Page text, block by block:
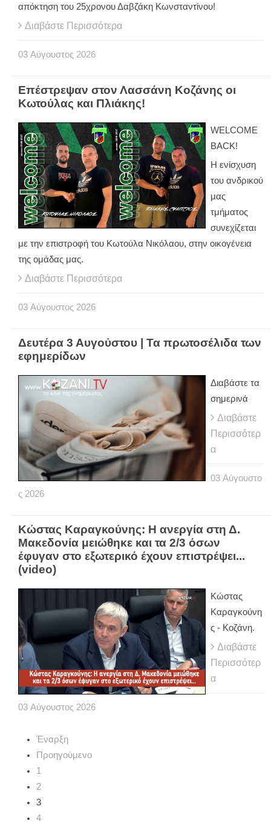
απόκτηση του 25χρονου Δαβζάκη Κωνσταντίνου!
Διαβάστε Περισσότερα
03 Αύγουστος 2026
Επέστρεψαν στον Λασσάνη Κοζάνης οι
Κωτούλας και Πλιάκης!
WELCOME
BACK!
Η ενίσχυση
του ανδρικού
μας
τμήματος
συνεχίζεται
με την επιστροφή του Κωτούλα Νικόλαου, στην οικογένεια
της ομάδας μας.
Διαβάστε Περισσότερα
03 Αύγουστος 2026
Δευτέρα 3 Αυγούστου | Τα πρωτοσέλιδα των
εφημερίδων
Διαβάστε τα
σημερινά
Διαβάστε
Περισσότερ
α
03 Αύγουστο
ς 2026
Κώστας Καραγκούνης: Η ανεργία στη Δ.
Μακεδονία μειώθηκε και τα 2/3 όσων
έφυγαν στο εξωτερικό έχουν επιστρέψει...
(video)
Κώστας
Καραγκούνη
ς - Κοζάνη.
Διαβάστε
Περισσότερ
α
03 Αύγουστος 2026
Έναρξη
Προηγούμενο
1
2
3
4